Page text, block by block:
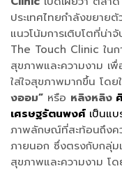
ประเทศไทยกำลังขยาย
แนวโน้มการเติบโตที่น่า
The Touch Clinic ใน
สุขภาพและความงาม เ
ใส่ใจสุขภาพมากขึ้น โด
งออม” หรือ หลิงหลิง
เศรษฐรัตนพงศ์ เป็นแ
ภาพลักษณ์ที่สะท้อนถึงค
ภายนอก ซึ่งตรงกับกลุ่ม
สุขภาพและความงาม โ